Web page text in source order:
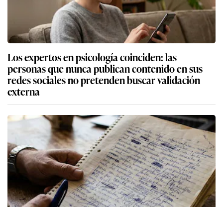
Los expertos en psicología coinciden: las
personas que nunca publican contenido en sus
redes sociales no pretenden buscar validación
externa